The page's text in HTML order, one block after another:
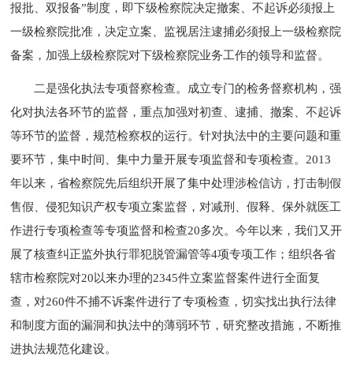
报批、双报备”制度，即下级检察院决定撤案、不起诉必须报上
一级检察院批准，决定立案、监视居注逮捕必须报上一级检察院
备案，加强上级检察院对下级检察院业务工作的领导和监督。
二是强化执法专项督察检查。成立专门的检务督察机构，强
化对执法各环节的监督，重点加强对初查、逮捕、撤案、不起诉
等环节的监督，规范检察权的运行。针对执法中的主要问题和重
要环节，集中时间、集中力量开展专项监督和专项检查。2013
年以来，省检察院先后组织开展了集中处理涉检信访，打击制假
售假、侵犯知识产权专项立案监督，对减刑、假释、保外就医工
作进行专项检查等专项监督和检查20多次。今年以来，我们又开
展了核查纠正监外执行罪犯脱管漏管等4项专项工作；组织各省
辖市检察院对20以来办理的2345件立案监督案件进行全面复
查，对260件不捕不诉案件进行了专项检查，切实找出执行法律
和制度方面的漏洞和执法中的薄弱环节，研究整改措施，不断推
进执法规范化建设。